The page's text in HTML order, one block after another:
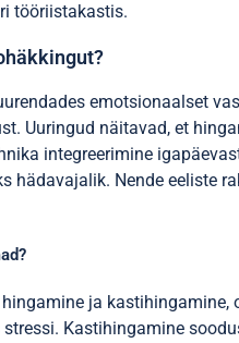
tööriistakastis.
emotsionaalset
Uuringud näitavad, et
integreerimine
hädavajalik. Nende eeliste
ja
Kastihingamine